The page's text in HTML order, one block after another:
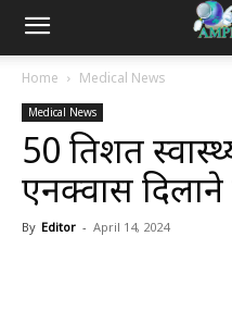
Home Medical News
Medical News
50 प्रतिशत
एनक्वास दिलाने
By Editor - April 14, 2024